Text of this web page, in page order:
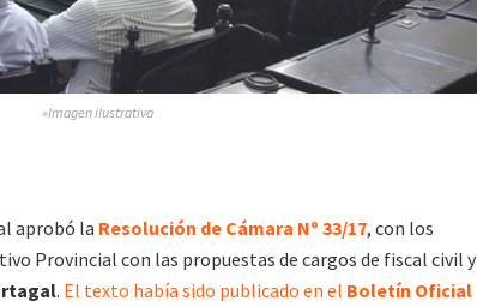
»Imagen ilustrativa
aprobó la Resolución de Cámara Nº 33/17, con los
Provincial con las propuestas de cargos de fiscal civil y
. El texto había sido publicado en el Boletín Oficial